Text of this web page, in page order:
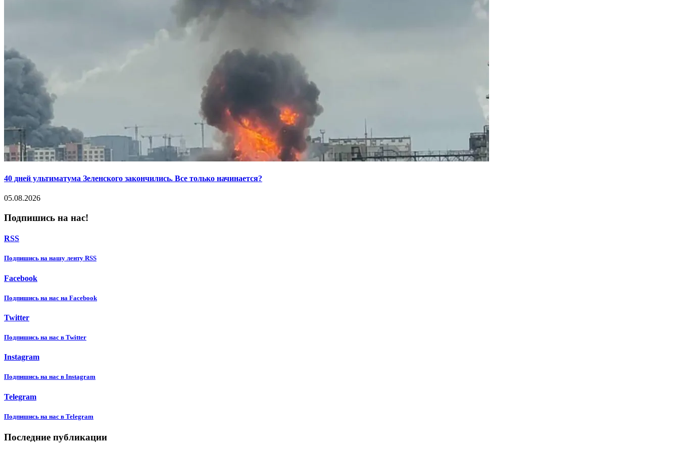
40 дней ультиматума Зеленского закончились. Все только начинается?
05.08.2026
Подпишись на нас!
RSS
Подпишиcь на нашу ленту RSS
Facebook
Подпишиcь на нас на Facebook
Twitter
Подпишиcь на нас в Twitter
Instagram
Подпишиcь на нас в Instagram
Telegram
Подпишиcь на нас в Telegram
Последние публикации